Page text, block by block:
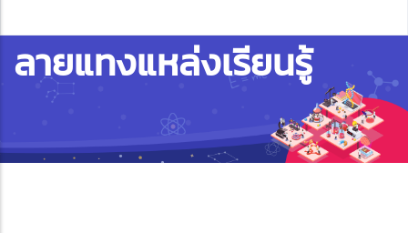
ลายแทงแหล่งเรียนรู้